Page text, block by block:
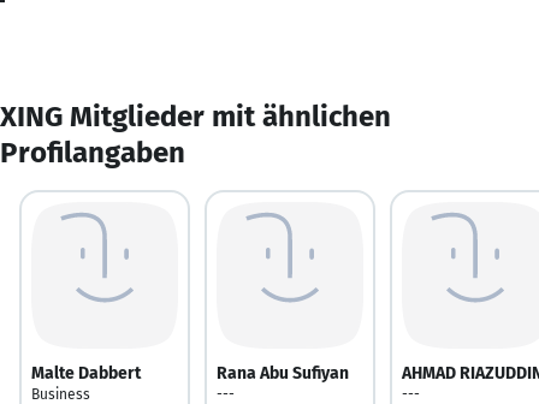
XING Mitglieder mit ähnlichen
Profilangaben
Malte Dabbert
Business
Rana Abu Sufiyan
---
AHMAD
---